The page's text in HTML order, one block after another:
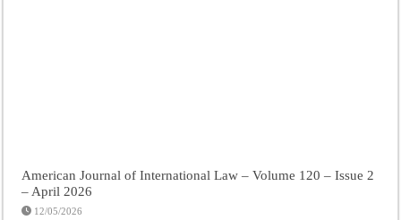
American Journal of International Law – Volume 120 – Issue 2
– April 2026
12/05/2026